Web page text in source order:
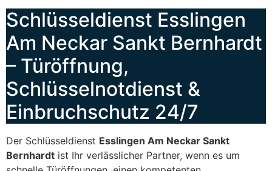
Schlüsseldienst Esslingen
Am Neckar Sankt Bernhardt
– Türöffnung,
Schlüsselnotdienst &
Einbruchschutz 24/7
Der Schlüsseldienst Esslingen Am Neckar Sankt
Bernhardt ist Ihr verlässlicher Partner, wenn es um